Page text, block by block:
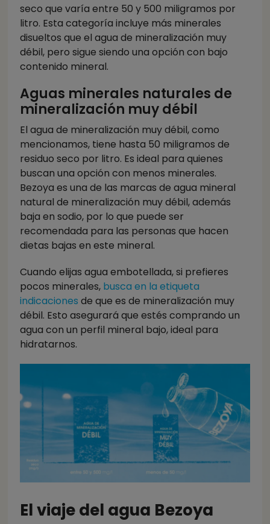
seco que varía entre 50 y 500 miligramos por
litro. Esta categoría incluye más minerales
disueltos que el agua de mineralización muy
débil, pero sigue siendo una opción con bajo
contenido mineral.
Aguas minerales naturales de
mineralización muy débil
El agua de mineralización muy débil, como
mencionamos, tiene hasta 50 miligramos de
residuo seco por litro. Es ideal para quienes
buscan una opción con menos minerales.
Bezoya es una de las marcas de agua mineral
natural de mineralización muy débil, además
baja en sodio, por lo que puede ser
recomendada para las personas que hacen
dietas bajas en este mineral.
Cuando elijas agua embotellada, si prefieres
pocos minerales, busca en la etiqueta
indicaciones de que es de mineralización muy
débil. Esto asegurará que estés comprando un
agua con un perfil mineral bajo, ideal para
hidratarnos.​
El viaje del agua Bezoya